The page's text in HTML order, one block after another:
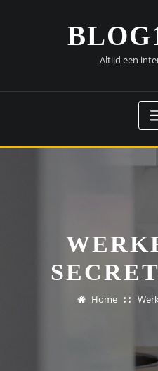
Altijd een
Home